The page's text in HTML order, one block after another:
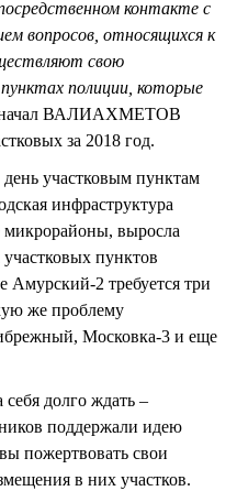
контакте с
вопросов, относящихся к
свою
полиции, которые
ВАЛИАХМЕТОВ
за 2018 год.
участковым пунктам
инфраструктура
микрорайоны, выросла
пунктов
Амурский-2 требуется три
же проблему
Московка-3 и еще
себя долго ждать –
поддержали идею
пожертвовать свои
в них участков.